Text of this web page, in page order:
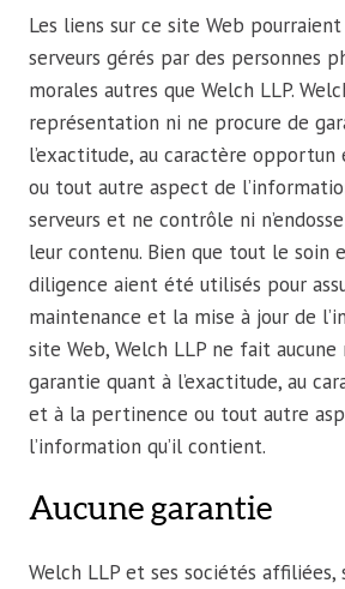
Les liens sur ce site Web
serveurs gérés par des personnes
morales autres que Welch LLP.
représentation ni ne procure de
l’exactitude, au caractère
ou tout autre aspect de
serveurs et ne contrôle ni
leur contenu. Bien que tout le soin
diligence aient été utilisés pour
maintenance et la mise à jour de
site Web, Welch LLP ne fait
garantie quant à l’exactitude, au
et à la pertinence ou tout autre
l’information qu’il contient.
Aucune garantie
Welch LLP et ses sociétés affiliées,